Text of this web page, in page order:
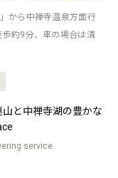
から中禅寺温泉方面行
約9分、車の場合は清
山と中禅寺湖の豊かな
service